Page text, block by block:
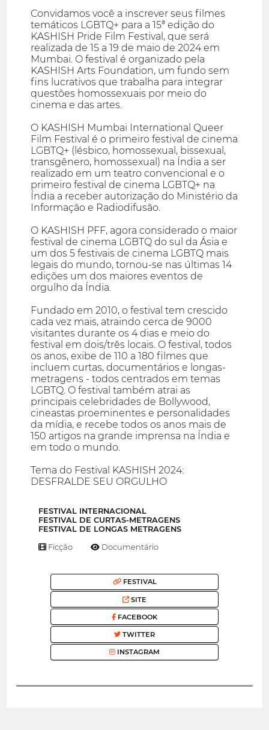
Convidamos você a inscrever seus filmes
temáticos LGBTQ+ para a 15ª edição do
KASHISH Pride Film Festival, que será
realizada de 15 a 19 de maio de 2024 em
Mumbai. O festival é organizado pela
KASHISH Arts Foundation, um fundo sem
fins lucrativos que trabalha para integrar
questões homossexuais por meio do
cinema e das artes.
O KASHISH Mumbai International Queer
Film Festival é o primeiro festival de cinema
LGBTQ+ (lésbico, homossexual, bissexual,
transgênero, homossexual) na Índia a ser
realizado em um teatro convencional e o
primeiro festival de cinema LGBTQ+ na
Índia a receber autorização do Ministério da
Informação e Radiodifusão.
O KASHISH PFF, agora considerado o maior
festival de cinema LGBTQ do sul da Ásia e
um dos 5 festivais de cinema LGBTQ mais
legais do mundo, tornou-se nas últimas 14
edições um dos maiores eventos de
orgulho da Índia.
Fundado em 2010, o festival tem crescido
cada vez mais, atraindo cerca de 9000
visitantes durante os 4 dias e meio do
festival em dois/três locais. O festival, todos
os anos, exibe de 110 a 180 filmes que
incluem curtas, documentários e longas-
metragens - todos centrados em temas
LGBTQ. O festival também atrai as
principais celebridades de Bollywood,
cineastas proeminentes e personalidades
da mídia, e recebe todos os anos mais de
150 artigos na grande imprensa na Índia e
em todo o mundo.
Tema do Festival KASHISH 2024:
DESFRALDE SEU ORGULHO
FESTIVAL INTERNACIONAL
FESTIVAL DE CURTAS-METRAGENS
FESTIVAL DE LONGAS METRAGENS
Ficção Documentário
FESTIVAL
SITE
FACEBOOK
TWITTER
INSTAGRAM